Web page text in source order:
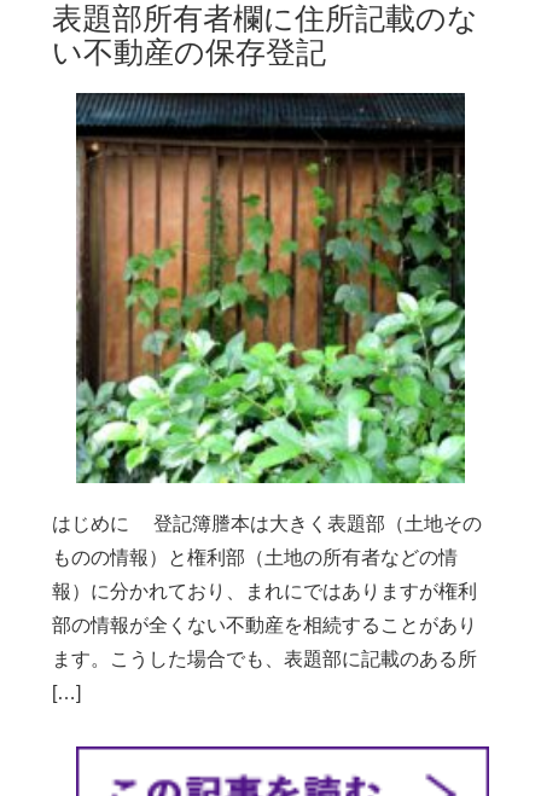
表題部所有者欄に住所記載のな
い不動産の保存登記
はじめに 登記簿謄本は大きく表題部（土地その
ものの情報）と権利部（土地の所有者などの情
報）に分かれており、まれにではありますが権利
部の情報が全くない不動産を相続することがあり
ます。こうした場合でも、表題部に記載のある所
[…]